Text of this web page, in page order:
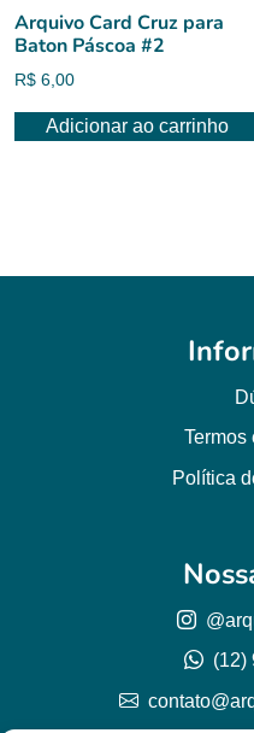
Arquivo Card Cruz para
Baton Páscoa #2
R$ 6,00
Adicionar ao carrinho
Termos
Política
(12)